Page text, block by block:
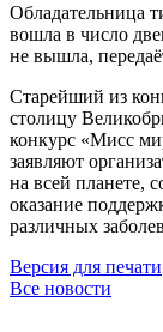
Обладательница
вошла в число
не вышла,
Старейший из
столицу
конкурс «Мисс
заявляют
на всей планете,
оказание
различных
Версия для печати
Все новости